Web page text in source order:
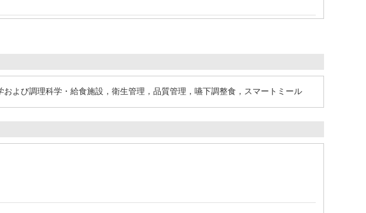
よび調理科学・給食施設，衛生管理，品質管理，嚥下調整食，スマートミール